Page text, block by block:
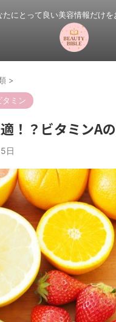
たにとって良い美容情報だけを
>
タミン
！？ビタミンA
日